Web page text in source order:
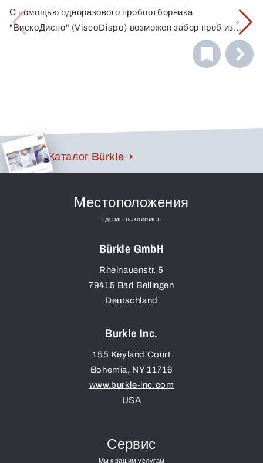
С помощью одноразового пробоотборника
"ВискоДиспо" (ViscoDispo) возможен забор проб из
высоковязких субстанций со значением вязкости до
100.000 мПас. Ручка эргономичной формы и очень
Каталог Bürkle
Местоположения
Где мы находимся
Bürkle GmbH
Rheinauenstr. 5
79415 Bad Bellingen
Deutschland
Burkle Inc.
155 Keyland Court
Bohemia, NY 11716
www.burkle-inc.com
USA
Сервис
Мы к вашим услугам